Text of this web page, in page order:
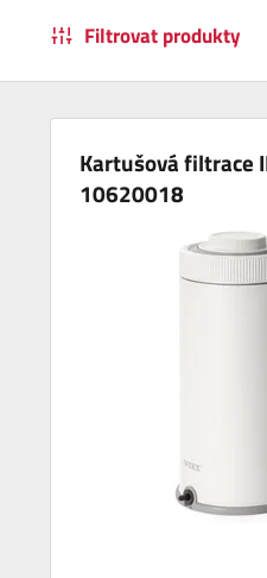
Filtrovat produkty
Kartušová filtrace
10620018